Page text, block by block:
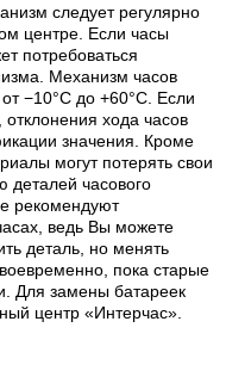
следует регулярно
центре. Если часы
потребоваться
Механизм часов
−10°C до +60°C. Если
хода часов
значения. Кроме
могут потерять свои
деталей часового
рекомендуют
ведь Вы можете
деталь, но менять
пока старые
Для замены батареек
центр «Интерчас».